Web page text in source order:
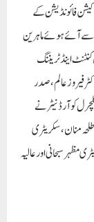
فائونڈیشن کے
سے آئے ہوئے ماہرین
اینڈ ٹریننگ
فیروز عالم، صدر
کوآرڈنیٹر نے
منان، سکریٹری
سبحانی اور عالیہ